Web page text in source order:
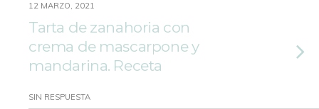
12 MARZO, 2021
Tarta de zanahoria con
crema de mascarpone y
mandarina. Receta
SIN RESPUESTA